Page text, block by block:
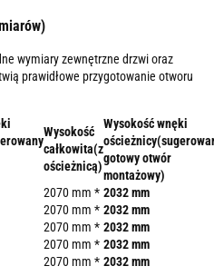
wymiary zewnętrzne drzwi oraz
prawidłowe przygotowanie otworu
Wysokość
całkowita(z
ościeżnicą)
Wysokość wnęki
gotowy otwór
montażowy)
2070 mm * 2032 mm
2070 mm * 2032 mm
2070 mm * 2032 mm
2070 mm * 2032 mm
2070 mm * 2032 mm